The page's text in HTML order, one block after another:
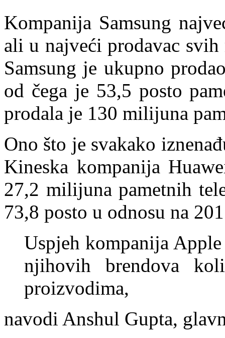
Kompanija Samsung
ali u najveći prodavac
Samsung je ukupno
od čega je 53,5 posto
prodala je 130 milijuna
Ono što je svakako
Kineska kompanija
27,2 milijuna pametnih
73,8 posto u odnosu na
Uspjeh kompanija
njihovih brendova
proizvodima,
navodi Anshul Gupta,